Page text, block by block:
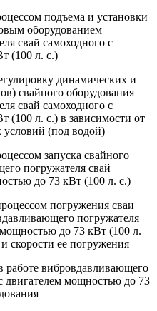
подъема и установки
оборудованием
свай самоходного с
(100 л. с.)
динамических и
свайного оборудования
свай самоходного с
(100 л. с.) в зависимости от
(под водой)
запуска свайного
погружателя свай
до 73 кВт (100 л. с.)
погружения сваи
погружателя
до 73 кВт (100 л.
скорости ее погружения
работе вибровдавливающего
двигателем мощностью до 73